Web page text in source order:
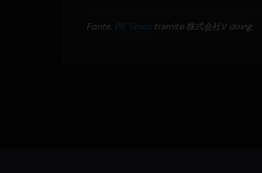
Fonte: PR Times tramite 株式会社V doing